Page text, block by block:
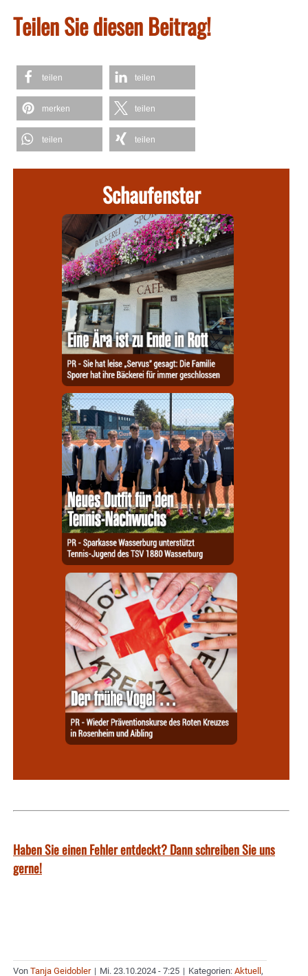
Teilen Sie diesen Beitrag!
teilen teilen
merken teilen
teilen teilen
Schaufenster
Haben Sie einen Fehler entdeckt? Dann schreiben Sie uns
gerne!
Von Tanja Geidobler | Mi. 23.10.2024 - 7:25 | Kategorien: Aktuell ,